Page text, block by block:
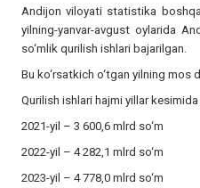
Andijon viloyati statistika
yilning-yanvar-avgust oylarida
so‘mlik qurilish ishlari bajarilgan.
Bu ko‘rsatkich o‘tgan yilning mos
Qurilish ishlari hajmi yillar
2021-yil – 3 600,6 mlrd so‘m
2022-yil – 4 282,1 mlrd so‘m
2023-yil – 4 778,0 mlrd so‘m